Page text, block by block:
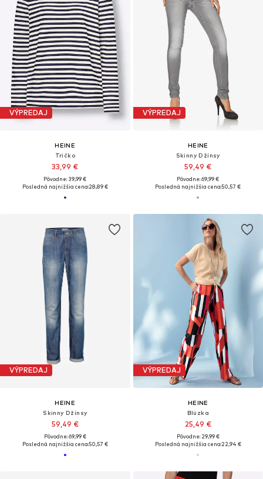
VÝPREDAJ
HEINE
Tričko
33,99 €
Pôvodne: 39,99 €
Posledná najnižšia cena:28,89 €
VÝPREDAJ
HEINE
Skinny Džínsy
59,49 €
Pôvodne: 69,99 €
Posledná najnižšia cena:50,57 €
VÝPREDAJ
HEINE
Skinny Džínsy
59,49 €
Pôvodne: 69,99 €
Posledná najnižšia cena:50,57 €
VÝPREDAJ
HEINE
Blúzka
25,49 €
Pôvodne: 29,99 €
Posledná najnižšia cena:22,94 €